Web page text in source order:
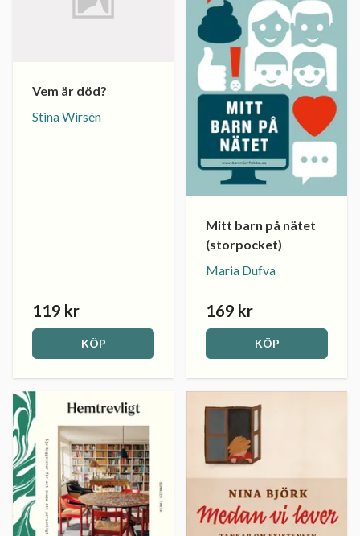
Vem är död?
Stina Wirsén
119 kr
KÖP
Mitt barn på nätet
(storpocket)
Maria Dufva
169 kr
KÖP